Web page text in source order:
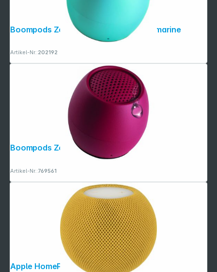
Boompods Zero Ocean Speaker Aquamarine
Artikel-Nr.:202192
Boompods Zero Burgundy
Artikel-Nr.:769561
Apple HomePod mini gelb MJ2E3D/A